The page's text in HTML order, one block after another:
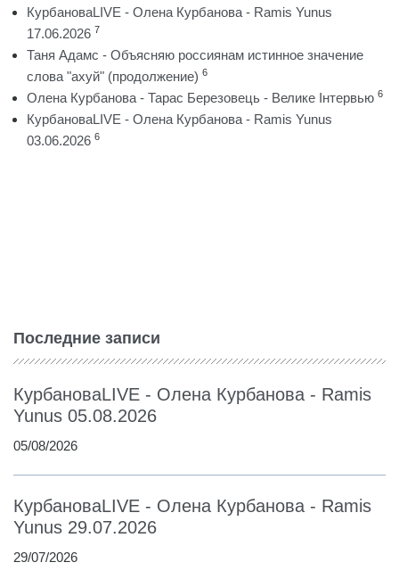
КурбановаLIVE - Олена Курбанова - Ramis Yunus
17.06.2026 7
Таня Адамс - Объясняю россиянам истинное значение
слова "ахуй" (продолжение) 6
Олена Курбанова - Тарас Березовець - Велике Інтервью 6
КурбановаLIVE - Олена Курбанова - Ramis Yunus
03.06.2026 6
Последние записи
КурбановаLIVE - Олена Курбанова - Ramis
Yunus 05.08.2026
05/08/2026
КурбановаLIVE - Олена Курбанова - Ramis
Yunus 29.07.2026
29/07/2026